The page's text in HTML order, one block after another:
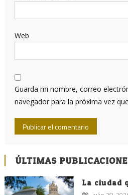
Web
Guarda mi nombre, correo
navegador para la próxima vez
ÚLTIMAS
La ciudad